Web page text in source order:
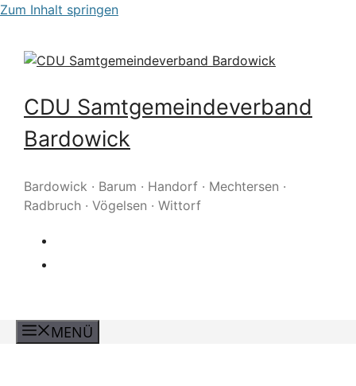
Zum Inhalt springen
CDU Samtgemeindeverband
Bardowick
Bardowick · Barum · Handorf · Mechtersen ·
Radbruch · Vögelsen · Wittorf
MENÜ